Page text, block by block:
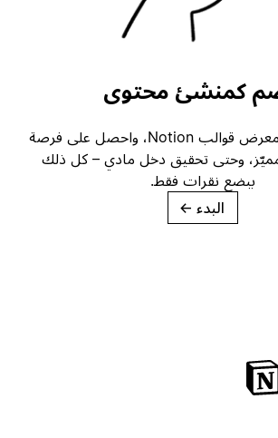
كمنشئ محتوى
أرسل قالبك إلى معرض قوالب Notion، واحصل على فرصة
وحتى تحقيق دخل مادي – كل ذلك
ببضع نقرات فقط.
→